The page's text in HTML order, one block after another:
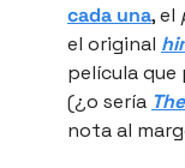
cada una, el
el original
película
(¿o sería
nota al